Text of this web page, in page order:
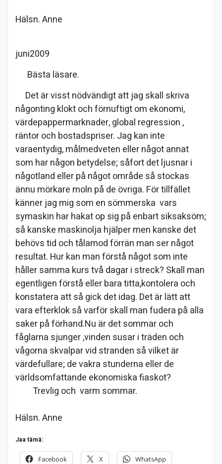
Hälsn. Anne
juni2009
Bästa läsare.
Det är visst nödvändigt att jag skall skriva
någonting klokt och förnuftigt om ekonomi,
värdepappermarknader, global regression ,
räntor och bostadspriser. Jag kan inte
varaentydig, målmedveten eller något annat
som har någon betydelse; såfort det ljusnar i
någotland eller på något område så stockas
ännu mörkare moln på de övriga. För tillfället
känner jag mig som en sömmerska vars
symaskin har hakat op sig på enbart siksaksöm;
så kanske maskinolja hjälper men kanske det
behövs tid och tålamod förrän man ser något
resultat. Hur kan man förstå något som inte
håller samma kurs två dagar i streck? Skall man
egentligen förstå eller bara titta,kontolera och
konstatera att så gick det idag. Det är lätt att
vara efterklok så varför skall man fudera på alla
saker på förhand.Nu är det sommar och
fåglarna sjunger ,vinden susar i träden och
vågorna skvalpar vid stranden så vilket är
värdefullare; de vakra stunderna eller de
världsomfattande ekonomiska fiaskot?
Trevlig och varm sommar.
Hälsn. Anne
Jaa tämä:
Facebook X WhatsApp